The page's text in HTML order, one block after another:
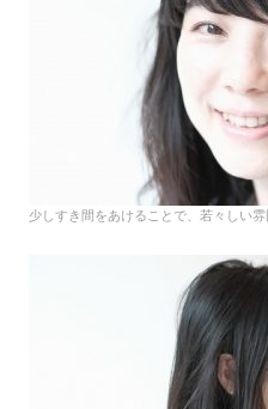
少しすき間をあけることで、若々しい雰